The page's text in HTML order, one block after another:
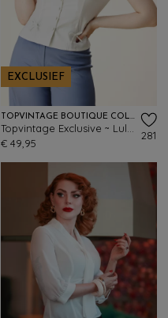
EXCLUSIEF
TOPVINTAGE BOUTIQUE COLLECTION
€ 49,95
281